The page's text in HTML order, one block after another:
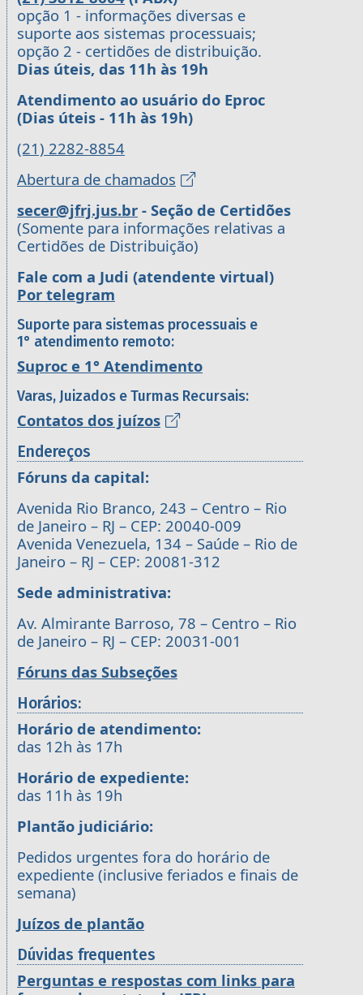
opção 1 - informações diversas e
suporte aos sistemas processuais;
opção 2 - certidões de distribuição.
Dias úteis, das 11h às 19h
Atendimento ao usuário do Eproc
(Dias úteis - 11h às 19h)
(21) 2282-8854
Abertura de chamados
secer@jfrj.jus.br - Seção de Certidões
(Somente para informações relativas a
Certidões de Distribuição)
Fale com a Judi (atendente virtual)
Por telegram
Suporte para sistemas processuais e
1° atendimento remoto:
Suproc e 1° Atendimento
Varas, Juizados e Turmas Recursais:
Contatos dos juízos
Endereços
Fóruns da capital:
Avenida Rio Branco, 243 – Centro – Rio
de Janeiro – RJ – CEP: 20040-009
Avenida Venezuela, 134 – Saúde – Rio de
Janeiro – RJ – CEP: 20081-312
Sede administrativa:
Av. Almirante Barroso, 78 – Centro – Rio
de Janeiro – RJ – CEP: 20031-001
Fóruns das Subseções
Horários:
Horário de atendimento:
das 12h às 17h
Horário de expediente:
das 11h às 19h
Plantão judiciário:
Pedidos urgentes fora do horário de
expediente (inclusive feriados e finais de
semana)
Juízos de plantão
Dúvidas frequentes
Perguntas e respostas com links para